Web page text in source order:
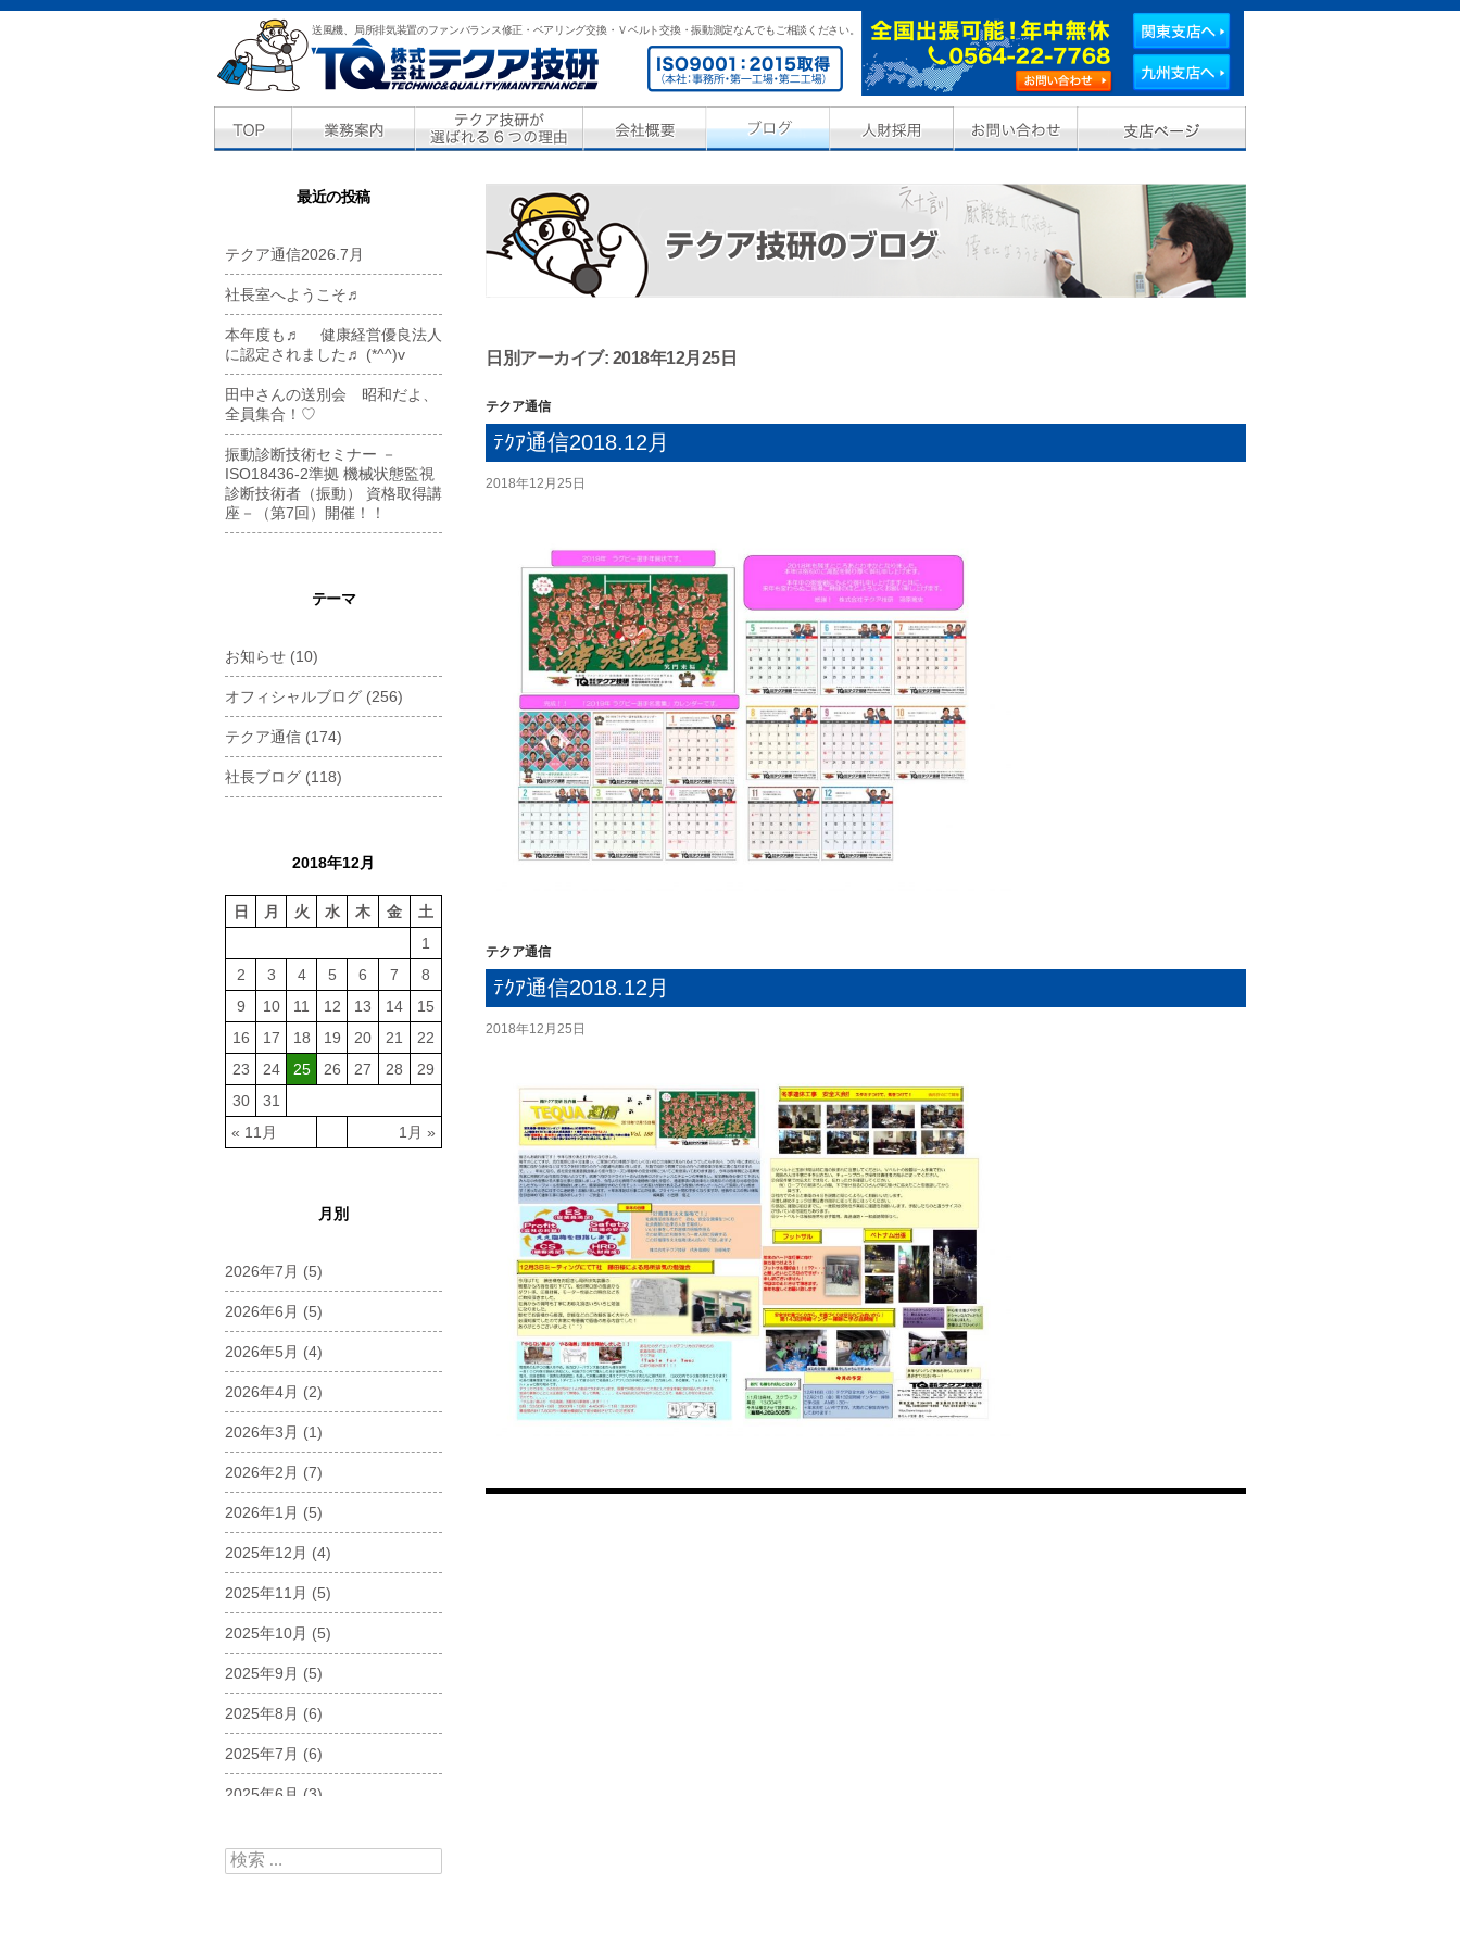
送風機、局所排気装置のファンバランス修正・ベアリング交換・Ｖベルト交換・振動測定なんでもご相談ください。
日別アーカイブ: 2018年12月25日
テクア通信
ﾃｸｱ通信2018.12月
2018年12月25日
テクア通信
ﾃｸｱ通信2018.12月
2018年12月25日
最近の投稿
テクア通信2026.7月
社長室へようこそ♬
本年度も♬ 健康経営優良法人
に認定されました♬ (*^^)v
田中さんの送別会 昭和だよ、
全員集合！♡
振動診断技術セミナー －
ISO18436-2準拠 機械状態監視
診断技術者（振動） 資格取得講
座－（第7回）開催！！
テーマ
お知らせ (10)
オフィシャルブログ (256)
テクア通信 (174)
社長ブログ (118)
2018年12月
日 月 火 水 木 金 土
« 11月 1月 »
1
2
3 4 5 6 7
8
9
10 11 12 13 14
15
16
17 18 19 20 21
22
23
24 25 26 27 28
29
30
31
月別
2026年7月 (5)
2026年6月 (5)
2026年5月 (4)
2026年4月 (2)
2026年3月 (1)
2026年2月 (7)
2026年1月 (5)
2025年12月 (4)
2025年11月 (5)
2025年10月 (5)
2025年9月 (5)
2025年8月 (6)
2025年7月 (6)
2025年6月 (3)
2025年4月(5)
検索: